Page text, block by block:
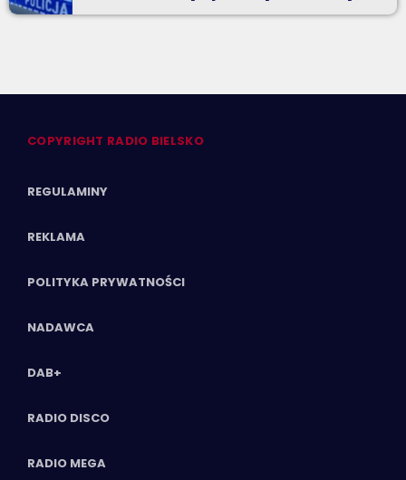
COPYRIGHT RADIO BIELSKO
REGULAMINY
REKLAMA
POLITYKA PRYWATNOŚCI
NADAWCA
DAB+
RADIO DISCO
RADIO MEGA